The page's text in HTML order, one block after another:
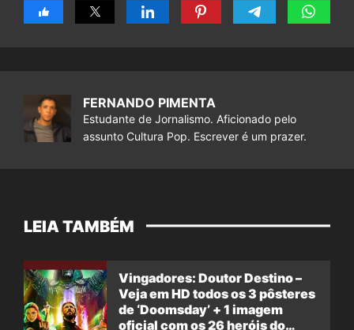
FERNANDO PIMENTA
Estudante de Jornalismo. Aficionado pelo
assunto Cultura Pop. Escrever é um prazer.
LEIA TAMBÉM
Vingadores: Doutor Destino –
Veja em HD todos os 3 pôsteres
de ‘Doomsday’ + 1 imagem
oficial com os 26 heróis do